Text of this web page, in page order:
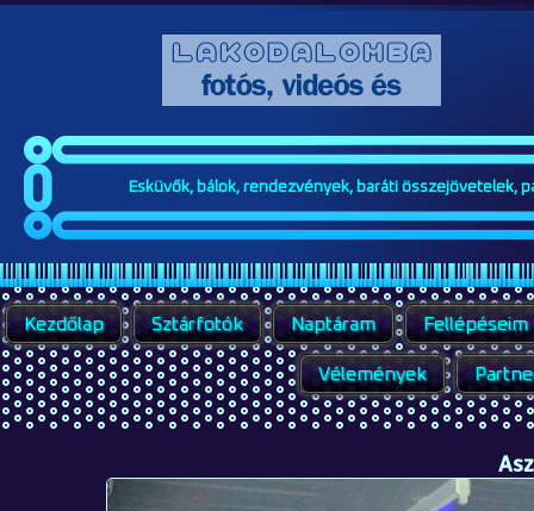
Esküvők, bálok, rendezvények, baráti összejövetelek,
Kezdőlap Sztárfotók Naptáram Fellépéseim
Vélemények